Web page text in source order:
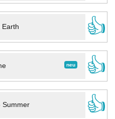
Earth
👍
neu
👍
Summer
👍